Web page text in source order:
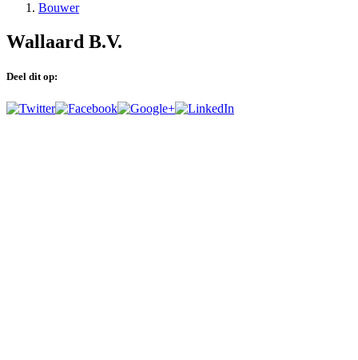
Bouwer
Wallaard B.V.
Deel dit op: